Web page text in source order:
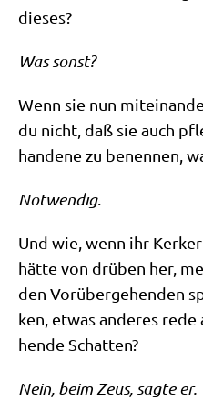
dieses?
Was sonst?
Wenn sie nun
du nicht, daß sie auch
han­de­ne zu benen­nen,
Not­wen­dig.
Und wie, wenn ihr
hät­te von drü­ben her,
den Vor­über­ge­hen­den
ken, etwas ande­res
hen­de Schatten?
Nein, beim Zeus, sag­te er.